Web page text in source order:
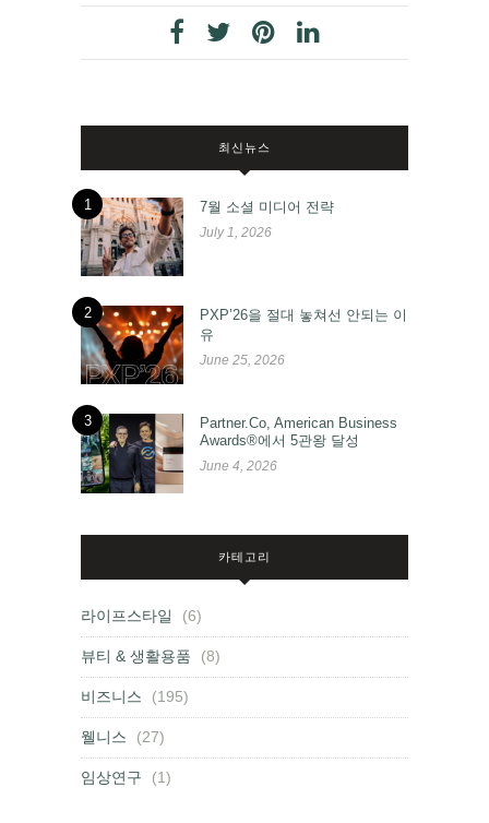
최신뉴스
1 7월 소셜 미디어 전략
July 1, 2026
2
PXP’26을 절대 놓쳐선 안되는 이
유
June 25, 2026
3
Partner.Co, American Business
Awards®에서 5관왕 달성
June 4, 2026
카테고리
라이프스타일 (6)
뷰티 & 생활용품 (8)
비즈니스 (195)
웰니스 (27)
임상연구 (1)